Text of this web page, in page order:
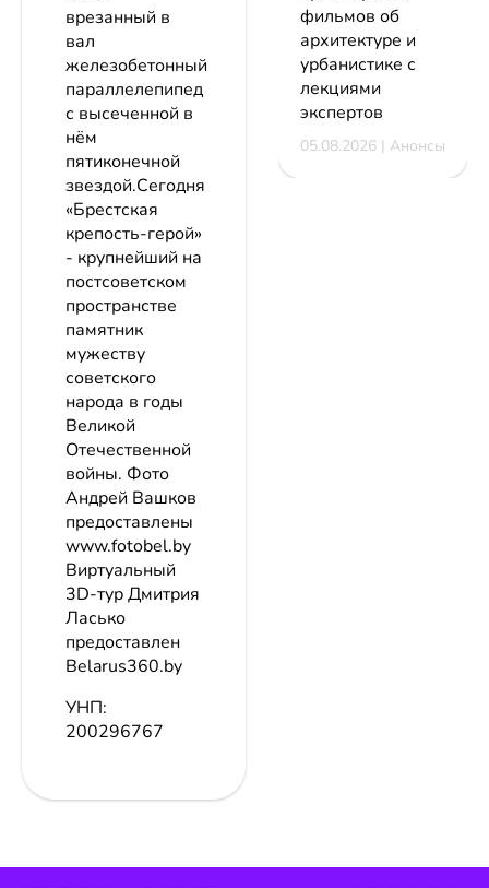
врезанный в
вал
железобетонный
параллелепипед
с высеченной в
нём
пятиконечной
звездой.Сегодня
«Брестская
крепость-герой»
- крупнейший на
постсоветском
пространстве
памятник
мужеству
советского
народа в годы
Великой
Отечественной
войны. Фото
Андрей Вашков
предоставлены
www.fotobel.by
Виртуальный
3D-тур Дмитрия
Ласько
предоставлен
Belarus360.by
УНП:
200296767
фильмов об
архитектуре и
урбанистике с
лекциями
экспертов
05.08.2026 | Анонсы